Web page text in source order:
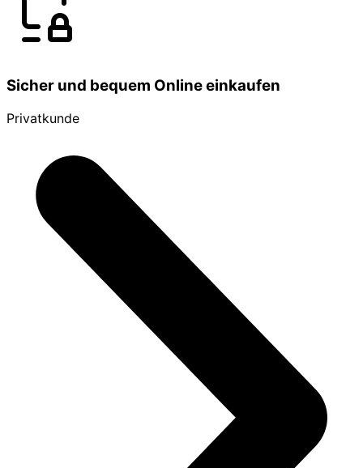
Sicher und bequem Online einkaufen
Privatkunde